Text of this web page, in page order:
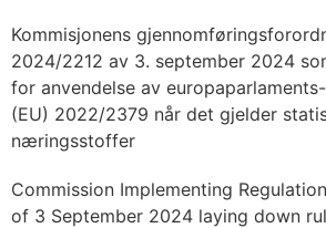
Kommisjonens
2024/2212 av 3. september 2024
for anvendelse av
(EU) 2022/2379 når det gjelder
næringsstoffer
Commission Implementing
of 3 September 2024 laying down